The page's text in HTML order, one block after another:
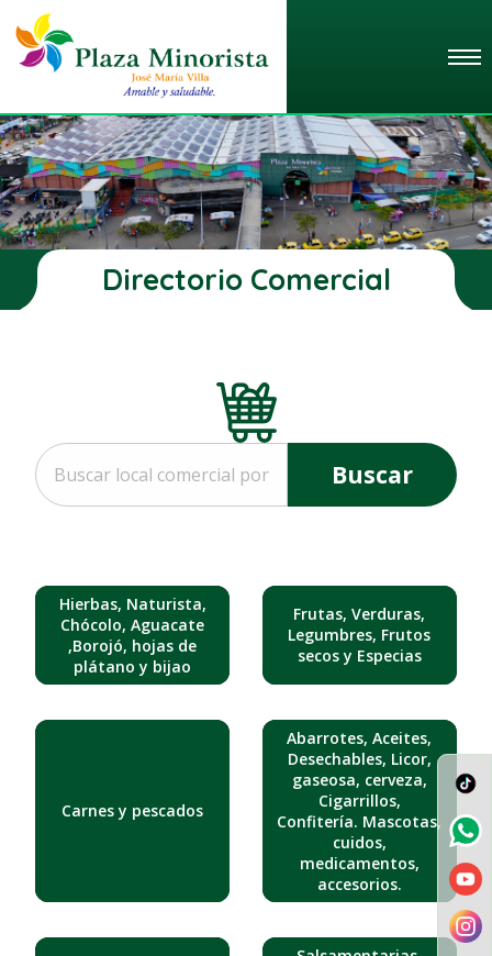
Directorio Comercial
Buscar
Hierbas, Naturista,
Chócolo, Aguacate
,Borojó, hojas de
plátano y bijao
Frutas, Verduras,
Legumbres, Frutos
secos y Especias
Carnes y pescados
Abarrotes, Aceites,
Desechables, Licor,
gaseosa, cerveza,
Cigarrillos,
Confitería. Mascotas,
cuidos,
medicamentos,
accesorios.